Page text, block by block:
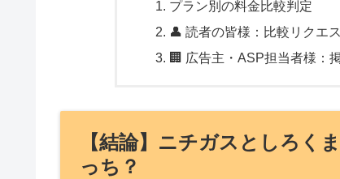
プラン別の料金比較判定
👤 読者の皆様：比較リクエ
🏢 広告主・ASP担当者様：
【結論】ニチガスとしろく
っち？